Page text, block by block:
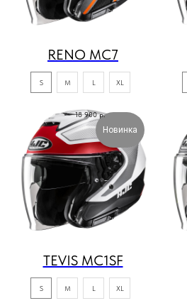
RENO MC7
18 900 р.
S M L XL
Новинка
TEVIS MC1SF
S M L XL